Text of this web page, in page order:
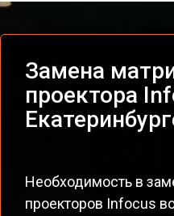
Замена
проектора
Необходимость в
проекторов Infocus